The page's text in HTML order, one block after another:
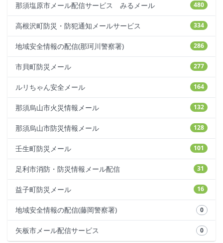
480
那須塩原市メール配信サービス みるメール
334
高根沢町防災・防犯通知メールサービス
286
地域安全情報の配信(那珂川警察署)
277
市貝町防災メール
164
ルリちゃん安全メール
132
那須烏山市火災情報メール
128
那須烏山市防災情報メール
101
壬生町防災メール
31
足利市消防・防災情報メール配信
16
益子町防災メール
0
地域安全情報の配信(藤岡警察署)
0
矢板市メール配信サービス